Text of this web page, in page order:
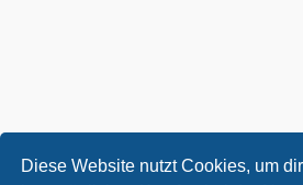
Diese Website nutzt Cookies, um